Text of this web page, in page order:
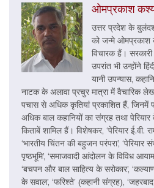
ओमप्रकाश
उत्तर प्रदेश के
को जन्मे ओमप्रकाश
विचारक हैं।
उपरांत भी उन्होंने
यानी उपन्यास,
नाटक के अलावा प्रचुर मात्रा में वैचारिक
पचास से अधिक कृतियां प्रकाशित हैं, जिनमें
अधिक बाल कहानियों का संग्रह तथा
किताबें शामिल हैं। विशेषकर, ‘पेरियार ई.वी.
‘भारतीय चिंतन की बहुजन परंपरा’, ‘पेरियार
पृष्ठभूमि’, ‘समाजवादी आंदोलन के विविध
‘बचपन और बाल साहित्य के सरोकार’,
के सवाल’, ‘फरिश्ते’ (कहानी संग्रह),